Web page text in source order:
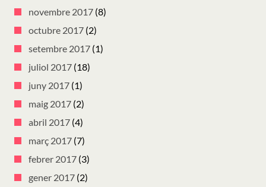
novembre 2017 (8)
octubre 2017 (2)
setembre 2017 (1)
juliol 2017 (18)
juny 2017 (1)
maig 2017 (2)
abril 2017 (4)
març 2017 (7)
febrer 2017 (3)
gener 2017 (2)